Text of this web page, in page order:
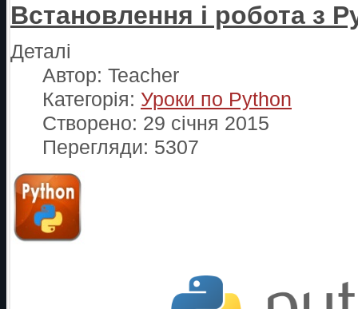
Встановлення і робота з
Деталі
Автор: Teacher
Категорія: Уроки по Python
Створено: 29 січня 2015
Перегляди: 5307